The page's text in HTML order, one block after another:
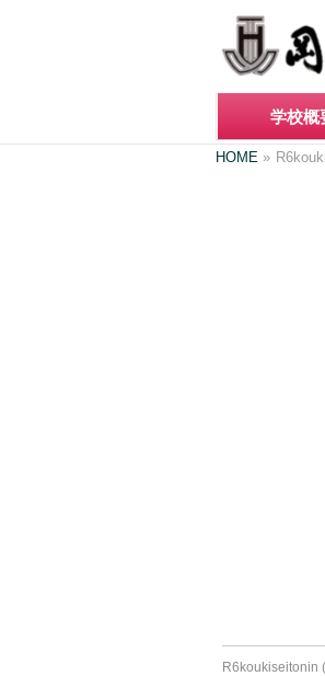
学校概
HOME »
R6koukiseitonin